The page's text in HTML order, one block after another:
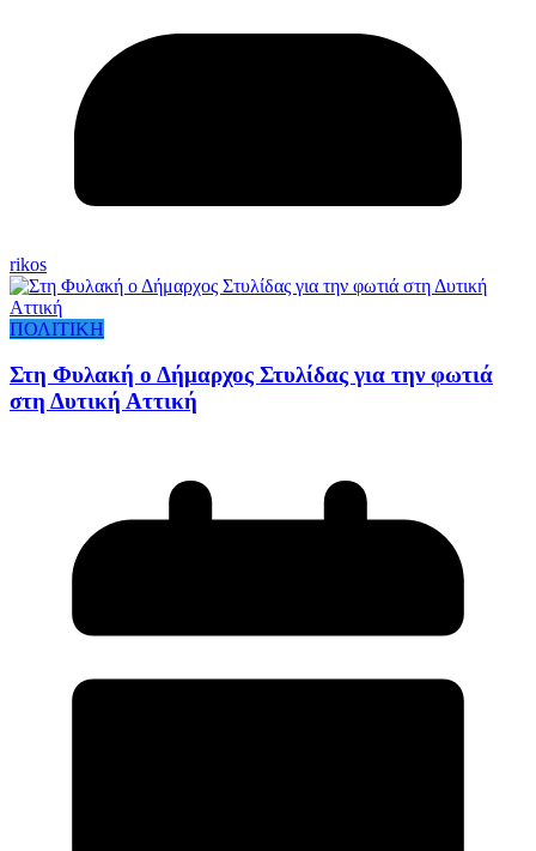
rikos
ΠΟΛΙΤΙΚΗ
Στη Φυλακή ο Δήμαρχος Στυλίδας για την φωτιά
στη Δυτική Αττική